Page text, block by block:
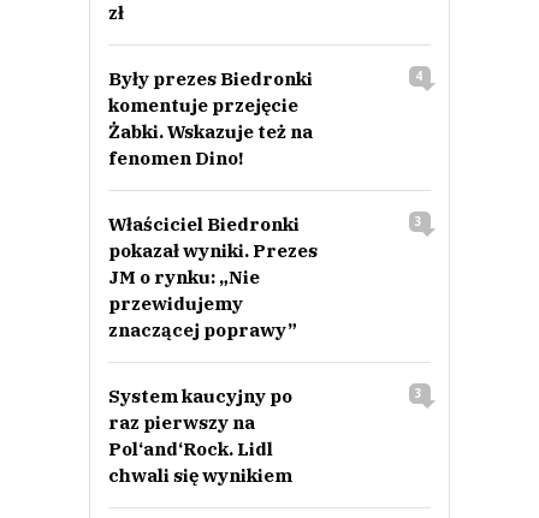
zł
Były prezes Biedronki
komentuje przejęcie
Żabki. Wskazuje też na
fenomen Dino!
4
Właściciel Biedronki
pokazał wyniki. Prezes
JM o rynku: „Nie
przewidujemy
znaczącej poprawy”
3
System kaucyjny po
raz pierwszy na
Pol‘and‘Rock. Lidl
chwali się wynikiem
3